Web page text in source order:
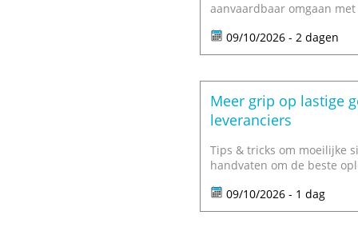
aanvaardbaar omgaan
09/10/2026 - 2 dagen
Meer grip op lastige
leveranciers
Tips & tricks om moeilijke
handvaten om de beste
09/10/2026 - 1 dag